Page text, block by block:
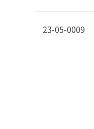
23-05-0009